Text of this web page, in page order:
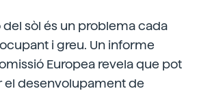
sòl és un problema cada
i greu. Un informe
Europea revela que pot
el desenvolupament de